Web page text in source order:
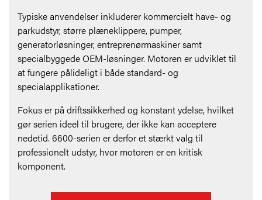
Typiske anvendelser inkluderer kommercielt have- og
parkudstyr, større plæneklippere, pumper,
generatorløsninger, entreprenørmaskiner samt
specialbyggede OEM-løsninger. Motoren er udviklet til
at fungere pålideligt i både standard- og
specialapplikationer.
Fokus er på driftssikkerhed og konstant ydelse, hvilket
gør serien ideel til brugere, der ikke kan acceptere
nedetid. 6600-serien er derfor et stærkt valg til
professionelt udstyr, hvor motoren er en kritisk
komponent.